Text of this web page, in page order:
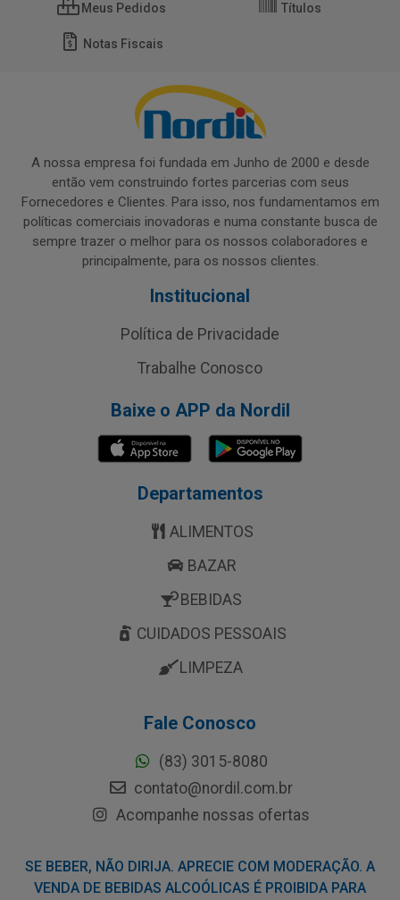
Meus Pedidos Títulos
Notas Fiscais
A nossa empresa foi fundada em Junho de 2000 e desde
então vem construindo fortes parcerias com seus
Fornecedores e Clientes. Para isso, nos fundamentamos em
políticas comerciais inovadoras e numa constante busca de
sempre trazer o melhor para os nossos colaboradores e
principalmente, para os nossos clientes.
Institucional
Política de Privacidade
Trabalhe Conosco
Baixe o APP da Nordil
Departamentos
ALIMENTOS
BAZAR
BEBIDAS
CUIDADOS PESSOAIS
LIMPEZA
Fale Conosco
(83) 3015-8080
contato@nordil.com.br
Acompanhe nossas ofertas
SE BEBER, NÃO DIRIJA. APRECIE COM MODERAÇÃO. A
VENDA DE BEBIDAS ALCOÓLICAS É PROIBIDA PARA